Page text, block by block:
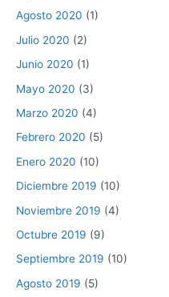
Agosto 2020 (1)
Julio 2020 (2)
Junio 2020 (1)
Mayo 2020 (3)
Marzo 2020 (4)
Febrero 2020 (5)
Enero 2020 (10)
Diciembre 2019 (10)
Noviembre 2019 (4)
Octubre 2019 (9)
Septiembre 2019 (10)
Agosto 2019 (5)